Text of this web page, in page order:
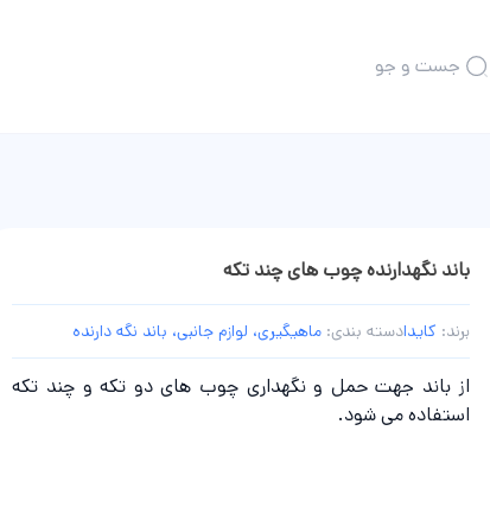
کاسی
بیت کستینگ
جست و جو
باند نگهدارنده چوب های چند تکه
برند: کایدادسته بندی:ماهیگیری، لوازم جانبی، باند نگه دارنده
از باند جهت حمل و نگهداری چوب های دو تکه و چند تکه
استفاده می شود.